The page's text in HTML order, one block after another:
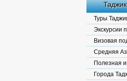
Туры
Экскурсии
Визовая
Средняя
Полезная
Города